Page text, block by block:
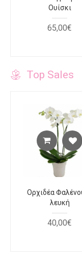
Ουίσκι
65,00€
Top Sales
Ορχιδέα
λευκή
40,00€